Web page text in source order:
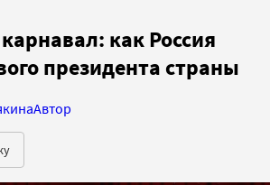
как Россия
президента страны
Автор